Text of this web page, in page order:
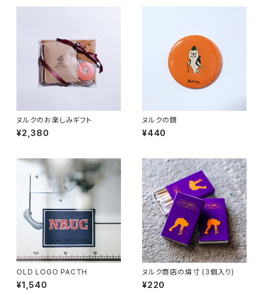
ヌルクのお楽しみギフト
¥2,380
ヌルクの鏡
¥440
OLD LOGO PACTH
¥1,540
ヌルク商店の燐寸 (3個入り)
¥220